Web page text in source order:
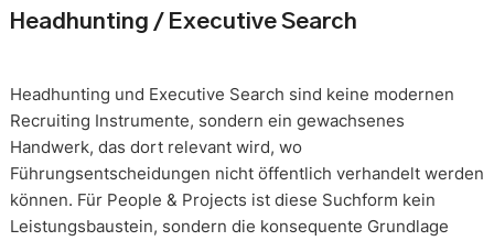
Headhunting / Executive Search
Headhunting und Executive Search sind keine modernen
Recruiting Instrumente, sondern ein gewachsenes
Handwerk, das dort relevant wird, wo
Führungsentscheidungen nicht öffentlich verhandelt werden
können. Für People & Projects ist diese Suchform kein
Leistungsbaustein, sondern die konsequente Grundlage